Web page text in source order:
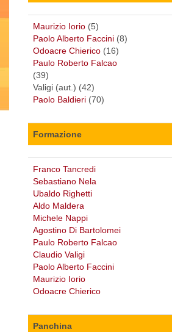
Maurizio Iorio (5)
Paolo Alberto Faccini (8)
Odoacre Chierico (16)
Paulo Roberto Falcao
(39)
Valigi (aut.) (42)
Paolo Baldieri (70)
Formazione
Franco Tancredi
Sebastiano Nela
Ubaldo Righetti
Aldo Maldera
Michele Nappi
Agostino Di Bartolomei
Paulo Roberto Falcao
Claudio Valigi
Paolo Alberto Faccini
Maurizio Iorio
Odoacre Chierico
Panchina